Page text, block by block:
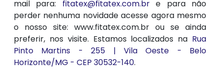
mail para: fitatex@fitatex.com.bre para não
perder nenhuma novidade acesse agora mesmo
o nosso site: www.fitatex.com.br ou se ainda
preferir, nos visite. Estamos localizados na Rua
Pinto Martins - 255 | Vila Oeste - Belo
Horizonte/MG - CEP 30532-140.